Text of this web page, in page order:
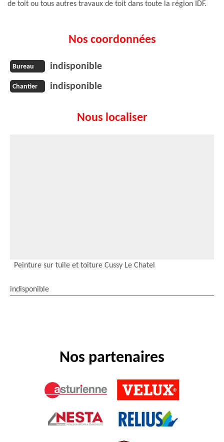
de toit ou tous autres travaux de toit dans toute la région IDF.
Nos coordonnées
Bureau indisponible
Chantier indisponible
Nous localiser
Peinture sur tuile et toiture Cussy Le Chatel
indisponible
Nos partenaires